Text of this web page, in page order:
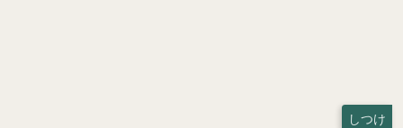
しつけ